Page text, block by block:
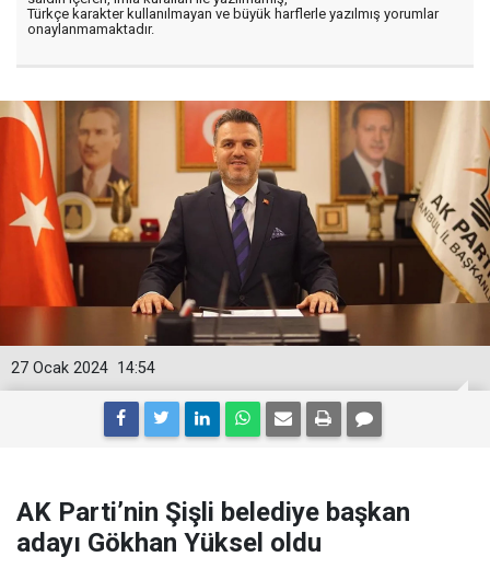
Türkçe karakter kullanılmayan ve büyük harflerle yazılmış yorumlar
onaylanmamaktadır.
14:54
27 Ocak 2024
AK Parti’nin Şişli belediye başkan
adayı Gökhan Yüksel oldu